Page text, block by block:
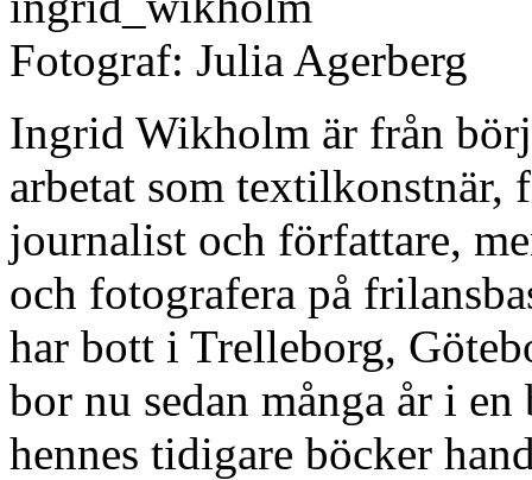
Fotograf: Julia Agerberg
Ingrid Wikholm är från
arbetat som textilkonstnär,
journalist och författare,
och fotografera på
har bott i Trelleborg,
bor nu sedan många år i
hennes tidigare böcker